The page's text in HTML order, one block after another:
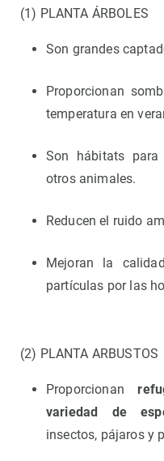
(1) PLANTA ÁRBOLES
Son grandes
Proporcionan
temperatura en
Son hábitats
otros animales.
Reducen el ruido
Mejoran la
partículas por las
(2) PLANTA ARBUSTOS
Proporcionan
variedad de
insectos, pájaros y